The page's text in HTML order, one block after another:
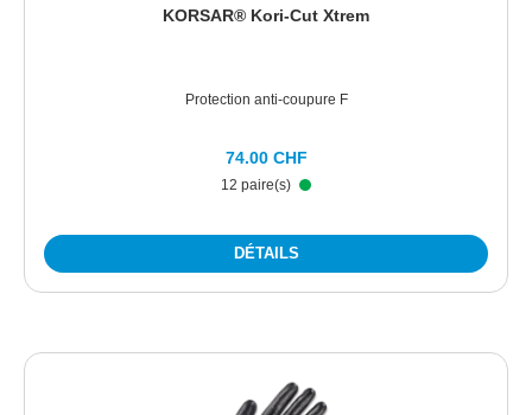
KORSAR® Kori-Cut Xtrem
Protection anti-coupure F
12 paire(s)
74.00 CHF
DÉTAILS